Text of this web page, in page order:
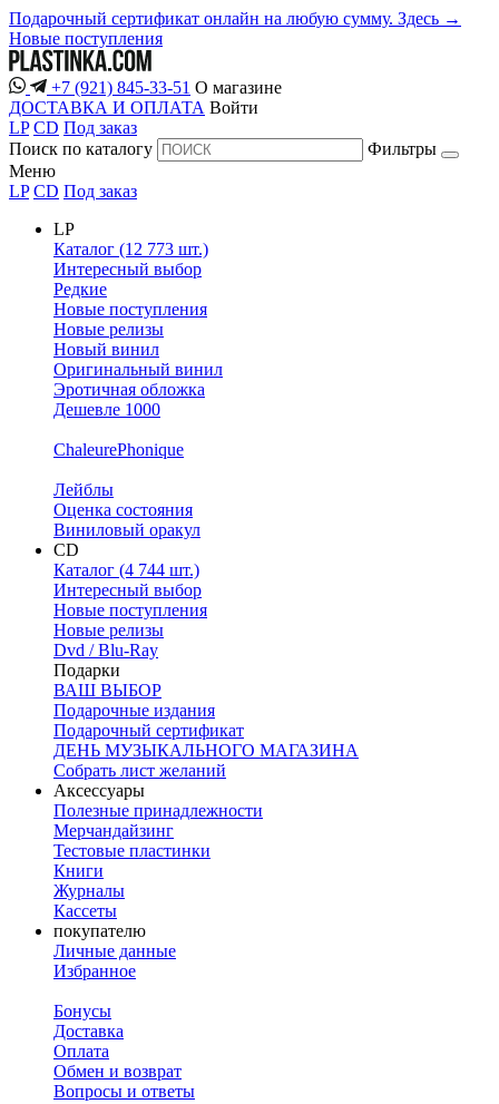
Подарочный сертификат онлайн на любую сумму. Здесь →
Новые поступления
+7 (921) 845-33-51 О магазине
ДОСТАВКА И ОПЛАТА Войти
LP CD Под заказ
Поиск по каталогу
Фильтры
Меню
LP CD Под заказ
LP
Каталог (12 773 шт.)
Интересный выбор
Редкие
Новые поступления
Новые релизы
Новый винил
Оригинальный винил
Эротичная обложка
Дешевле 1000
ChaleurePhonique
Лейблы
Оценка состояния
Виниловый оракул
CD
Каталог (4 744 шт.)
Интересный выбор
Новые поступления
Новые релизы
Dvd / Blu-Ray
Подарки
ВАШ ВЫБОР
Подарочные издания
Подарочный сертификат
ДЕНЬ МУЗЫКАЛЬНОГО МАГАЗИНА
Собрать лист желаний
Аксессуары
Полезные принадлежности
Мерчандайзинг
Тестовые пластинки
Книги
Журналы
Кассеты
покупателю
Личные данные
Избранное
Бонусы
Доставка
Оплата
Обмен и возврат
Вопросы и ответы